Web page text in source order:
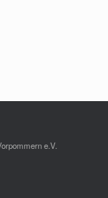
e.V.